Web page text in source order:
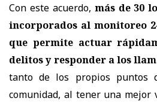
Con este acuerdo, más de 30
incorporados al monitoreo
que permite actuar
delitos y responder a los
tanto de los propios puntos
comunidad, al tener una